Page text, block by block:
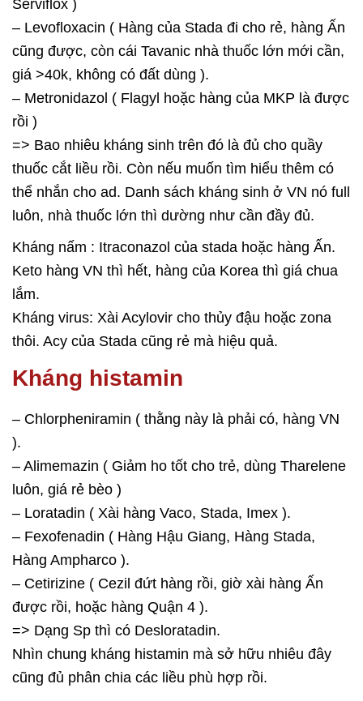
Serviflox )
– Levofloxacin ( Hàng của Stada đi cho rẻ, hàng Ấn
cũng được, còn cái Tavanic nhà thuốc lớn mới cần,
giá >40k, không có đất dùng ).
– Metronidazol ( Flagyl hoặc hàng của MKP là được
rồi )
=> Bao nhiêu kháng sinh trên đó là đủ cho quầy
thuốc cắt liều rồi. Còn nếu muốn tìm hiểu thêm có
thể nhắn cho ad. Danh sách kháng sinh ở VN nó full
luôn, nhà thuốc lớn thì dường như cần đầy đủ.
Kháng nấm : Itraconazol của stada hoặc hàng Ấn.
Keto hàng VN thì hết, hàng của Korea thì giá chua
lắm.
Kháng virus: Xài Acylovir cho thủy đậu hoặc zona
thôi. Acy của Stada cũng rẻ mà hiệu quả.
Kháng histamin
– Chlorpheniramin ( thằng này là phải có, hàng VN
).
– Alimemazin ( Giảm ho tốt cho trẻ, dùng Tharelene
luôn, giá rẻ bèo )
– Loratadin ( Xài hàng Vaco, Stada, Imex ).
– Fexofenadin ( Hàng Hậu Giang, Hàng Stada,
Hàng Ampharco ).
– Cetirizine ( Cezil đứt hàng rồi, giờ xài hàng Ấn
được rồi, hoặc hàng Quận 4 ).
=> Dạng Sp thì có Desloratadin.
Nhìn chung kháng histamin mà sở hữu nhiêu đây
cũng đủ phân chia các liều phù hợp rồi.